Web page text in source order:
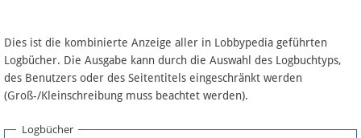
Artikel nach Kategorien
FAQ
Dies ist die kombinierte Anzeige aller in Lobbypedia geführten
Logbücher. Die Ausgabe kann durch die Auswahl des Logbuchtyps,
des Benutzers oder des Seitentitels eingeschränkt werden
(Groß-/Kleinschreibung muss beachtet werden).
Logbücher